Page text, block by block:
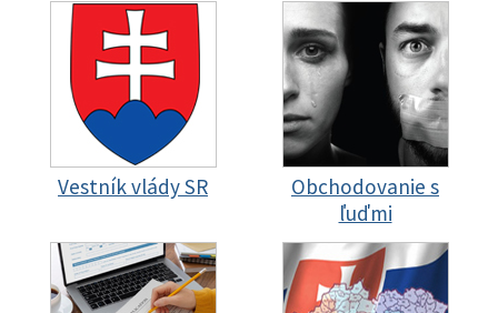
Vestník vlády SR
Obchodovanie s
ľuďmi